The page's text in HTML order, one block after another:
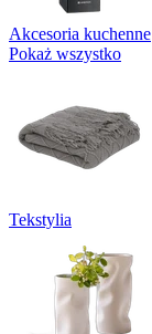
Akcesoria kuchenne
Pokaż wszystko
Tekstylia